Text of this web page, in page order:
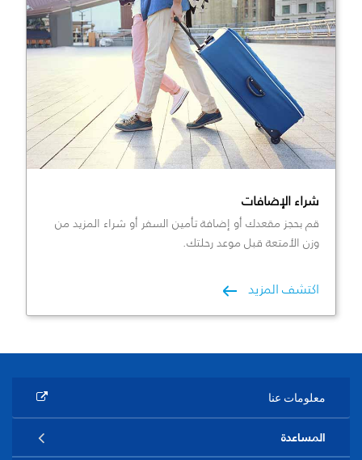
شراء الإضافات
قم بحجز مقعدك أو إضافة تأمين السفر أو شراء المزيد من
وزن الأمتعة قبل موعد رحلتك.
اكتشف المزيد
معلومات عنا
المساعدة